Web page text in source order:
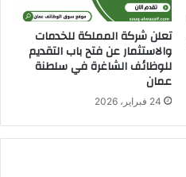
تعلن شركة المملكة للخدمات
والاستثمار عن فتح باب التقديم
للوظائف الشاغرة في سلطنة
عمان
24 فبراير، 2026